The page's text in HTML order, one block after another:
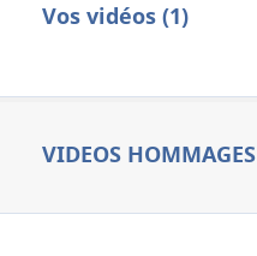
Vos vidéos (1)
VIDEOS HOMMAGES